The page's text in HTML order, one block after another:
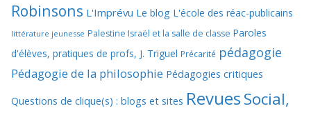
Robinsons L'Imprévu Le blog L'école des réac-publicains
littérature jeunesse Palestine Israël et la salle de classe Paroles
d'élèves, pratiques de profs, J. Triguel Précarité pédagogie
Pédagogie de la philosophie Pédagogies critiques
Questions de clique(s) : blogs et sites RevuesSocial,